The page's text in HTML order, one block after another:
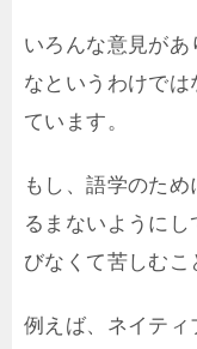
いろんな意見が
なというわけで
ています。
もし、語学のた
るまないように
びなくて苦しむこ
例えば、ネイティ